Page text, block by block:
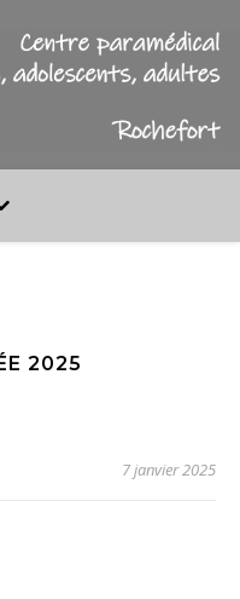
2025
7 janvier 2025